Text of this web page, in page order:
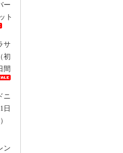
ー
ト
サ
初
間
ニ
日
ン